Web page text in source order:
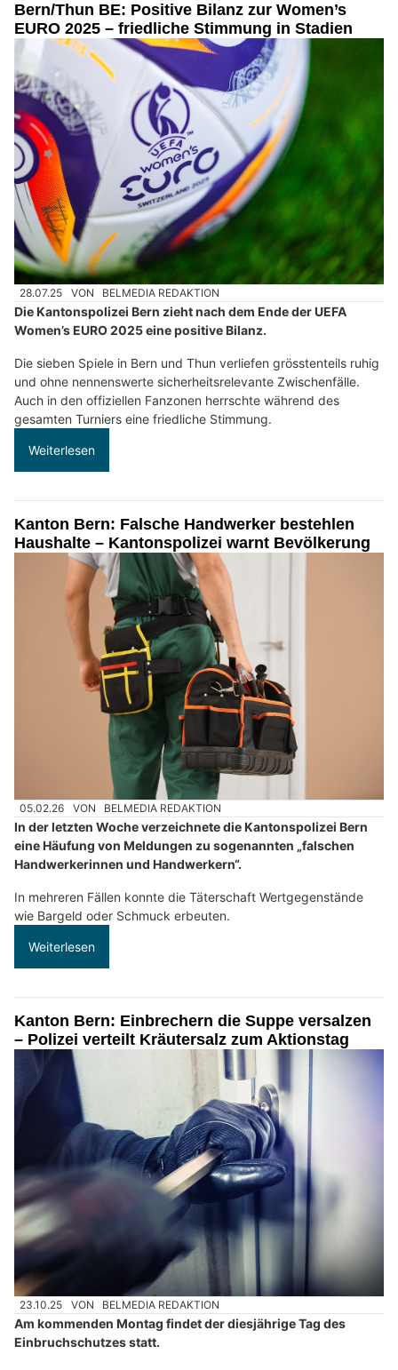
Bern/Thun BE: Positive Bilanz zur Women’s
EURO 2025 – friedliche Stimmung in Stadien
28.07.25 VON BELMEDIA REDAKTION
Die Kantonspolizei Bern zieht nach dem Ende der UEFA
Women’s EURO 2025 eine positive Bilanz.
Die sieben Spiele in Bern und Thun verliefen grösstenteils ruhig
und ohne nennenswerte sicherheitsrelevante Zwischenfälle.
Auch in den offiziellen Fanzonen herrschte während des
gesamten Turniers eine friedliche Stimmung.
Weiterlesen
Kanton Bern: Falsche Handwerker bestehlen
Haushalte – Kantonspolizei warnt Bevölkerung
05.02.26 VON BELMEDIA REDAKTION
In der letzten Woche verzeichnete die Kantonspolizei Bern
eine Häufung von Meldungen zu sogenannten „falschen
Handwerkerinnen und Handwerkern“.
In mehreren Fällen konnte die Täterschaft Wertgegenstände
wie Bargeld oder Schmuck erbeuten.
Weiterlesen
Kanton Bern: Einbrechern die Suppe versalzen
– Polizei verteilt Kräutersalz zum Aktionstag
23.10.25 VON BELMEDIA REDAKTION
Am kommenden Montag findet der diesjährige Tag des
Einbruchschutzes statt.